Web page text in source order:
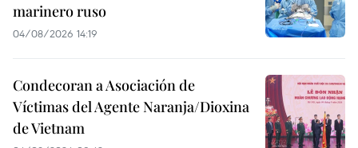
marinero ruso
04/08/2026 14:19
Condecoran a Asociación de
Víctimas del Agente Naranja/Dioxina
de Vietnam